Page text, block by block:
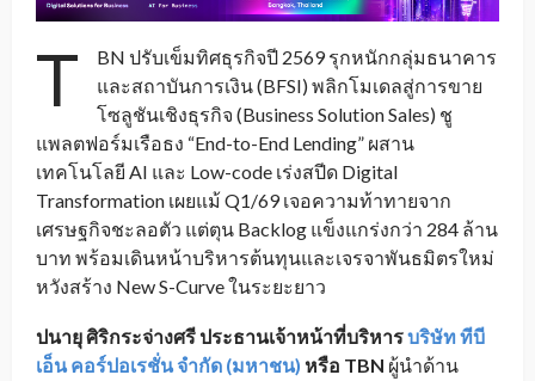
T
BN ปรับเข็มทิศธุรกิจปี 2569 รุกหนักกลุ่มธนาคาร
และสถาบันการเงิน (BFSI) พลิกโมเดลสู่การขาย
โซลูชันเชิงธุรกิจ (Business Solution Sales) ชู
แพลตฟอร์มเรือธง “End-to-End Lending” ผสาน
เทคโนโลยี AI และ Low-code เร่งสปีด Digital
Transformation เผยแม้ Q1/69 เจอความท้าทายจาก
เศรษฐกิจชะลอตัว แต่ตุน Backlog แข็งแกร่งกว่า 284 ล้าน
บาท พร้อมเดินหน้าบริหารต้นทุนและเจรจาพันธมิตรใหม่
หวังสร้าง New S-Curve ในระยะยาว
ปนายุ ศิริกระจ่างศรี ประธานเจ้าหน้าที่บริหารบริษัท ทีบี
เอ็น คอร์ปอเรชั่น จำกัด (มหาชน) หรือ TBN ผู้นำด้าน